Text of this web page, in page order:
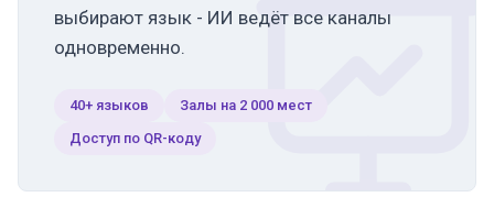
выбирают язык - ИИ ведёт все каналы
одновременно.
40+ языков
Залы на 2 000 мест
Доступ по QR-коду